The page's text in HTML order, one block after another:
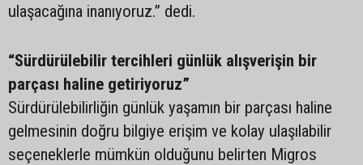
ulaşacağına inanıyoruz.” dedi.
“Sürdürülebilir tercihleri günlük alışverişin bir
parçası haline getiriyoruz”
Sürdürülebilirliğin günlük yaşamın bir parçası haline
gelmesinin doğru bilgiye erişim ve kolay ulaşılabilir
seçeneklerle mümkün olduğunu belirten Migros